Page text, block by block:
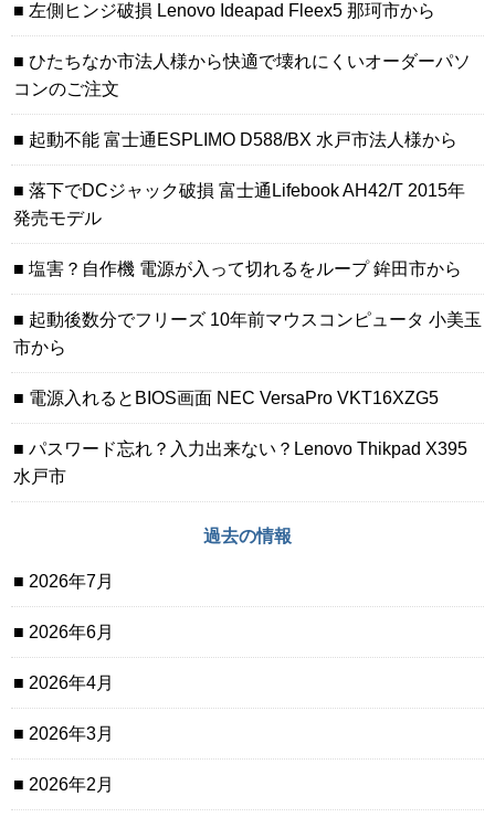
左側ヒンジ破損 Lenovo Ideapad Fleex5 那珂市から
ひたちなか市法人様から快適で壊れにくいオーダーパソ
コンのご注文
起動不能 富士通ESPLIMO D588/BX 水戸市法人様から
落下でDCジャック破損 富士通Lifebook AH42/T 2015年
発売モデル
塩害？自作機 電源が入って切れるをループ 鉾田市から
起動後数分でフリーズ 10年前マウスコンピュータ 小美玉
市から
電源入れるとBIOS画面 NEC VersaPro VKT16XZG5
パスワード忘れ？入力出来ない？Lenovo Thikpad X395
水戸市
過去の情報
2026年7月
2026年6月
2026年4月
2026年3月
2026年2月